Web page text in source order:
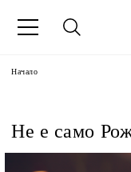
Начало
Не е само